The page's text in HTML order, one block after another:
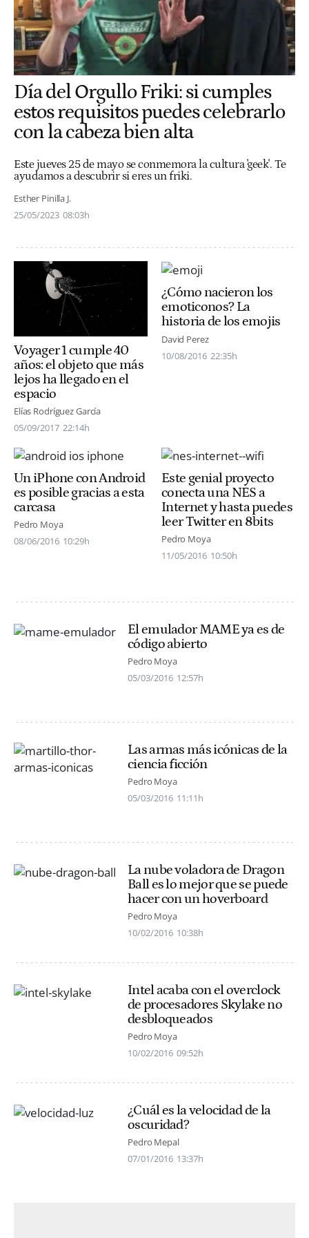
Día del Orgullo Friki: si cumples
estos requisitos puedes celebrarlo
con la cabeza bien alta
Este jueves 25 de mayo se conmemora la cultura 'geek'. Te
ayudamos a descubrir si eres un friki.
Esther Pinilla J.
25/05/2023 08:03h
Voyager 1 cumple 40
años: el objeto que más
lejos ha llegado en el
espacio
Elías Rodríguez García
05/09/2017 22:14h
¿Cómo nacieron los
emoticonos? La
historia de los emojis
David Perez
10/08/2016 22:35h
Un iPhone con Android
es posible gracias a esta
carcasa
Pedro Moya
08/06/2016 10:29h
Este genial proyecto
conecta una NES a
Internet y hasta puedes
leer Twitter en 8bits
Pedro Moya
11/05/2016 10:50h
El emulador MAME ya es de
código abierto
Pedro Moya
05/03/2016 12:57h
Las armas más icónicas de la
ciencia ficción
Pedro Moya
05/03/2016 11:11h
La nube voladora de Dragon
Ball es lo mejor que se puede
hacer con un hoverboard
Pedro Moya
10/02/2016 10:38h
Intel acaba con el overclock
de procesadores Skylake no
desbloqueados
Pedro Moya
10/02/2016 09:52h
¿Cuál es la velocidad de la
oscuridad?
Pedro Mepal
07/01/2016 13:37h